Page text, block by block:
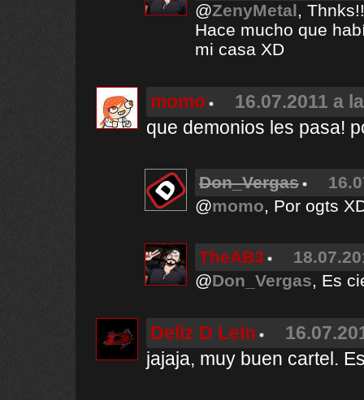
@ZenyMetal, Thnks!!
Hace mucho que
mi casa XD
momo
16.07.2011 a
que demonios les pasa!
Don_Vergas
@momo, Por ogts
TheAB3
@Don_Vergas, Es
Deliz D Lein
jajaja, muy buen cartel.